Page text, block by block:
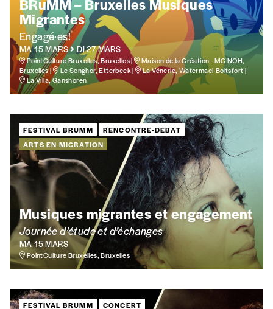
TVA
Téléphone
E-mail*
Code postal
Pays
BRuMM – Bruxelles Musiques
Migrantes
Engagé·es!
MA 15 MARS DI 27 MARS
PointCulture Bruxelles, Bruxelles |
Maison de la Création - MC NOH,
Bruxelles |
Le Senghor, Etterbeek | La Vénerie, Watermael-Boitsfort |
La Villa, Ganshoren
FESTIVAL BRUMM
RENCONTRE-DÉBAT
ARTS EN MIGRATION
Musiques migrantes et engagement
Journée d’étude et d’échanges
MA 15 MARS
PointCulture Bruxelles, Bruxelles
FESTIVAL BRUMM
CONCERT